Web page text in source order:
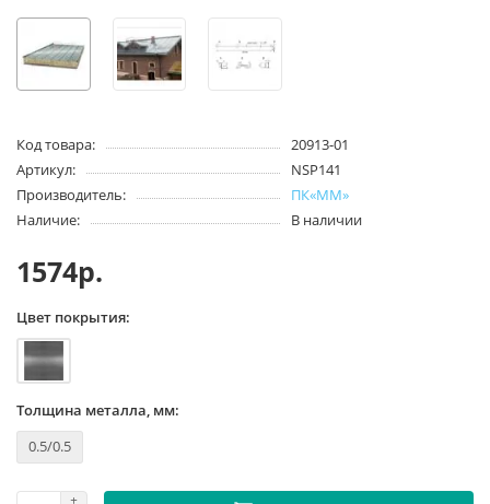
Код товара:
20913-01
Артикул:
NSP141
Производитель:
ПК«ММ»
Наличие:
В наличии
1574р.
Цвет покрытия:
Толщина металла, мм:
0.5/0.5